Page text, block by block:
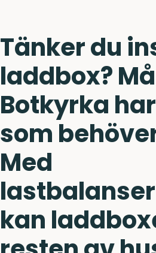
Tänker du
laddbox?
Botkyrka
som
Med
kan